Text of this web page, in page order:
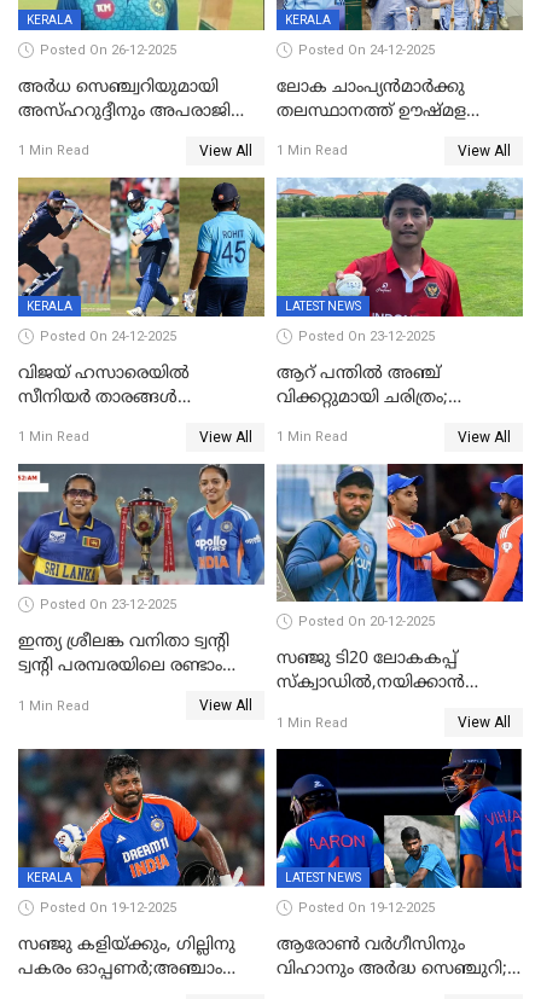
KERALA
Posted On 26-12-2025
അർധ സെഞ്ച്വറിയുമായി
അസ്ഹറുദ്ദീനും അപരാജിതും
റൺസ് വിജയലക്ഷ്യമുയർത്തി
കേരളം
1 Min Read View All
KERALA
Posted On 24-12-2025
ലോക ചാംപ്യൻമാർക്കു
തലസ്ഥാനത്ത് ഊഷ്മള
മത്സരം ജയിച്ചാൽ ഇന്ത്യയ്ക്കു
പരമ്പര
1 Min Read View All
KERALA
Posted On 24-12-2025
വിജയ് ഹസാരെയിൽ
സീനിയർ താരങ്ങൾ
സച്ചിന്‍റെ റെക്കോഡ് മറികടന്ന്
കോഹ്‌ലി, രോഹിത്
വാർണർക്കൊപ്പം
1 Min Read View All
LATEST NEWS
Posted On 23-12-2025
ആറ് പന്തിൽ അഞ്ച്
വിക്കറ്റുമായി ചരിത്രം;
റെക്കോഡുമായി
ഇന്തോനേഷ്യൻ താരം
1 Min Read View All
Posted On 23-12-2025
ഇന്ത്യ ശ്രീലങ്ക വനിതാ ട്വന്റി
ട്വന്റി പരമ്പരയിലെ രണ്ടാം
1 Min Read View All
Posted On 20-12-2025
സഞ്ജു ടി20 ലോകകപ്പ്
സ്‌ക്വാഡിൽ,നയിക്കാൻ
പ്രഖ്യാപിച്ച് ബി.സി.സി.ഐ
1 Min Read View All
KERALA
Posted On 19-12-2025
സഞ്ജു കളിയ്ക്കും, ഗില്ലിനു
പകരം ഓപ്പണർ;അഞ്ചാം
LATEST NEWS
Posted On 19-12-2025
ആരോൺ വർഗീസിനും
വിഹാനും അർദ്ധ സെഞ്ചുറി;